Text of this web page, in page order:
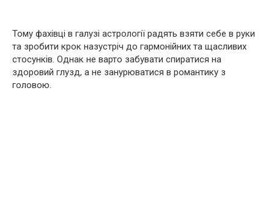
Тому фахівці в галузі астрології радять взяти себе в руки
та зробити крок назустріч до гармонійних та щасливих
стосунків. Однак не варто забувати спиратися на
здоровий глузд, а не занурюватися в романтику з
головою.